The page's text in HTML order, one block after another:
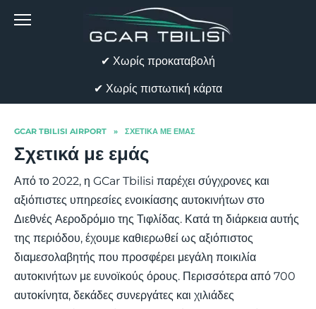
✔ Χωρίς προκαταβολή
✔ Χωρίς πιστωτική κάρτα
GCAR TBILISI AIRPORT » ΣΧΕΤΙΚΆ ΜΕ ΕΜΆΣ
Σχετικά με εμάς
Από το 2022, η GCar Tbilisi παρέχει σύγχρονες και
αξιόπιστες υπηρεσίες ενοικίασης αυτοκινήτων στο
Διεθνές Αεροδρόμιο της Τιφλίδας. Κατά τη διάρκεια αυτής
της περιόδου, έχουμε καθιερωθεί ως αξιόπιστος
διαμεσολαβητής που προσφέρει μεγάλη ποικιλία
αυτοκινήτων με ευνοϊκούς όρους. Περισσότερα από 700
αυτοκίνητα, δεκάδες συνεργάτες και χιλιάδες